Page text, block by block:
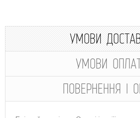
УМОВИ
УМОВИ
ПОВЕРНЕННЯ І